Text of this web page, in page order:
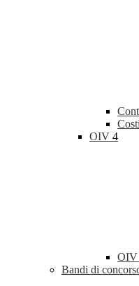
OIV 4
OIV
Bandi di